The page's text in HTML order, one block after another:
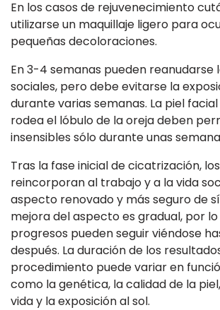
En los casos de rejuvenecimiento
utilizarse un maquillaje ligero para
pequeñas decoloraciones.
En 3-4 semanas pueden reanudarse
sociales, pero debe evitarse la
durante varias semanas. La piel
rodea el lóbulo de la oreja deben
insensibles sólo durante unas
Tras la fase inicial de cicatrización,
reincorporan al trabajo y a la vida
aspecto renovado y más seguro de
mejora del aspecto es gradual, por lo
progresos pueden seguir viéndose
después. La duración de los
procedimiento puede variar en
como la genética, la calidad de la
vida y la exposición al sol.